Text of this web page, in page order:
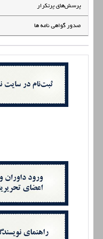
پرسش‌های پرتکرار
صدور گواهی نامه ها